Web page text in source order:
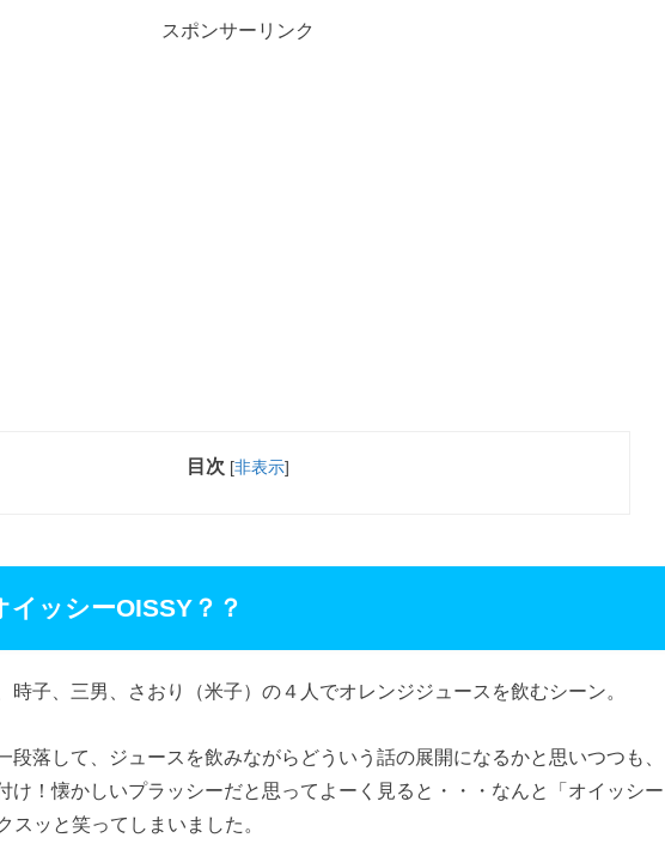
スポンサーリンク
目次 [非表示]
ッシーOISSY？？
時子、三男、さおり（米子）の４人でオレンジジュースを飲むシーン。
段落して、ジュースを飲みながらどういう話の展開になるかと思いつつも、
け！懐かしいプラッシーだと思ってよーく見ると・・・なんと「オイッシー
スッと笑ってしまいました。